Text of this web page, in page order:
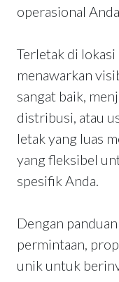
operasional
Terletak di
menawarkan
sangat baik,
distribusi, atau
letak yang luas
yang fleksibel
spesifik Anda.
Dengan
permintaan,
unik untuk